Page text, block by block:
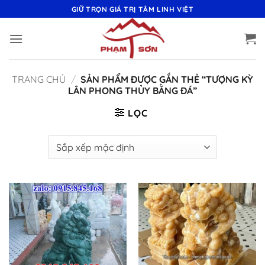
qua
nội
GIỮ TRỌN GIÁ TRỊ TÂM LINH VIỆT
TRANG CHỦ / SẢN PHẨM ĐƯỢC GẮN THẺ “TƯỢNG KỲ
LÂN PHONG THỦY BẰNG ĐÁ”
LỌC